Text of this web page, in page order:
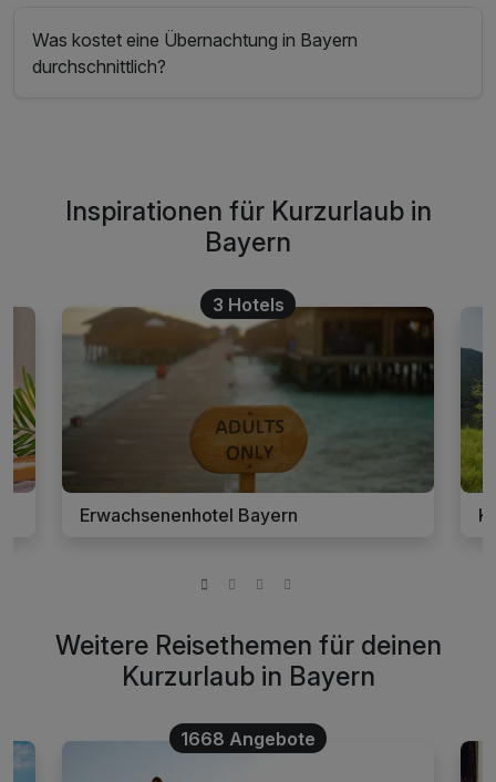
Was kostet eine Übernachtung in Bayern
durchschnittlich?
Inspirationen für Kurzurlaub in
Bayern
3 Hotels
Erwachsenenhotel Bayern
Weitere Reisethemen für deinen
Kurzurlaub in Bayern
1668 Angebote